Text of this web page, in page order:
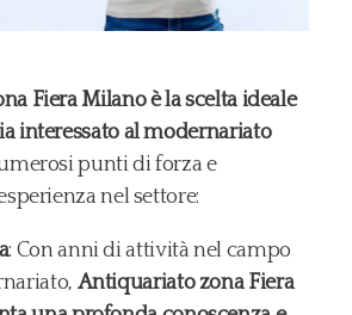
Fiera Milano è la scelta ideale
interessato al modernariato
punti di forza e
nel settore:
: Con anni di attività nel campo
Antiquariato zona Fiera